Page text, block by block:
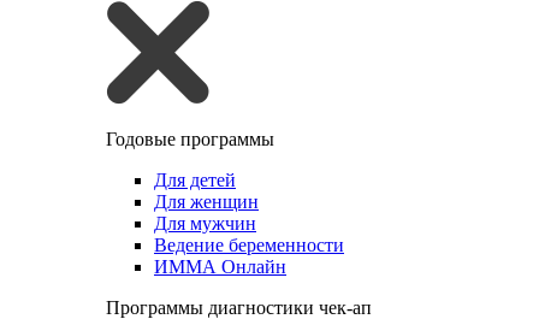
Годовые программы
Для детей
Для женщин
Для мужчин
Ведение беременности
ИММА Онлайн
Программы диагностики чек-ап